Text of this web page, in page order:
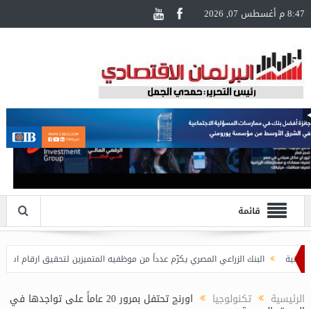
8:47 م أغسطس 07, 2026
قائمة
البنك الزراعي المصري يكرّم عدداً من موظفيه المتميزين لتحقيق ارقام استثنائية
الرئيسية تكنولوجيا اورنچ تحتفل بمرور 20 عاماً على تواجدها في